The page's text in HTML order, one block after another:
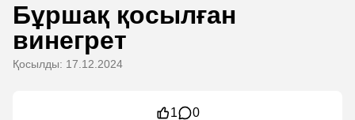
Бұршақ қосылған
винегрет
Қосылды: 17.12.2024
1 0